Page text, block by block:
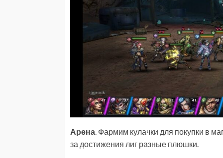
Арена. Фармим кулачки для покупки в
за достижения лиг разные плюшки.